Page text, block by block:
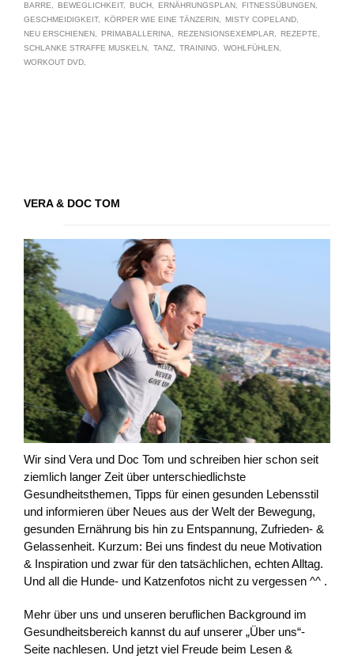
BARRE
BEWEGLICHKEIT BUCH ERNÄHRUNGSPLAN
FITNESSÜBUNGEN
GESCHMEIDIGKEIT
KÖRPER WIE EINE TÄNZERIN
MISTY COPELAND
NEU ERSCHIENEN
PRIMABALLERINA REZENSIONSEXEMPLAR
REZEPTE
SCHLANKE STRAFFE MUSKELN
TANZ TRAINING
WOHLFÜHLEN
WORKOUT DVD
VERA & DOC TOM
Wir sind Vera und Doc Tom und schreiben hier schon seit
ziemlich langer Zeit über unterschiedlichste
Gesundheitsthemen, Tipps für einen gesunden Lebensstil
und informieren über Neues aus der Welt der Bewegung,
gesunden Ernährung bis hin zu Entspannung, Zufrieden- &
Gelassenheit. Kurzum: Bei uns findest du neue Motivation
& Inspiration und zwar für den tatsächlichen, echten Alltag.
Und all die Hunde- und Katzenfotos nicht zu vergessen ^^ .
Mehr über uns und unseren beruflichen Background im
Gesundheitsbereich kannst du auf unserer „Über uns“-
Seite nachlesen. Und jetzt viel Freude beim Lesen &